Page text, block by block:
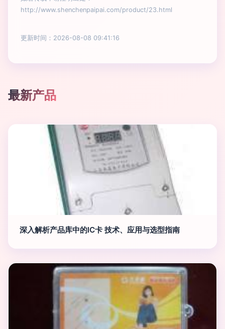
http://www.shenchenpaipai.com/product/23.html
更新时间：2026-08-08 09:41:16
最新产品
深入解析产品库中的IC卡 技术、应用与选型指南